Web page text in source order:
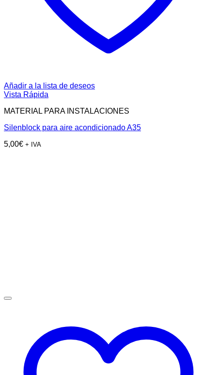
Añadir a la lista de deseos
Vista Rápida
MATERIAL PARA INSTALACIONES
Silenblock para aire acondicionado A35
5,00€ + IVA